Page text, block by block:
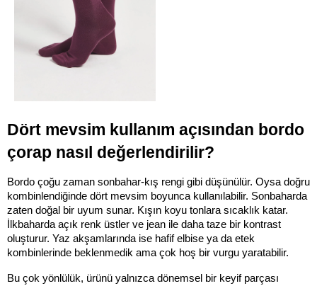
Dört mevsim kullanım açısından bordo
çorap nasıl değerlendirilir?
Bordo çoğu zaman sonbahar-kış rengi gibi düşünülür. Oysa doğru
kombinlendiğinde dört mevsim boyunca kullanılabilir. Sonbaharda
zaten doğal bir uyum sunar. Kışın koyu tonlara sıcaklık katar.
İlkbaharda açık renk üstler ve jean ile daha taze bir kontrast
oluşturur. Yaz akşamlarında ise hafif elbise ya da etek
kombinlerinde beklenmedik ama çok hoş bir vurgu yaratabilir.
Bu çok yönlülük, ürünü yalnızca dönemsel bir keyif parçası